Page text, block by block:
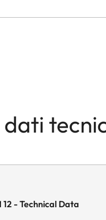
dati
12 - Technical Data